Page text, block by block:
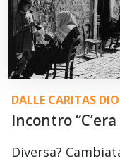
DALLE CARITAS
Incontro
Diversa?